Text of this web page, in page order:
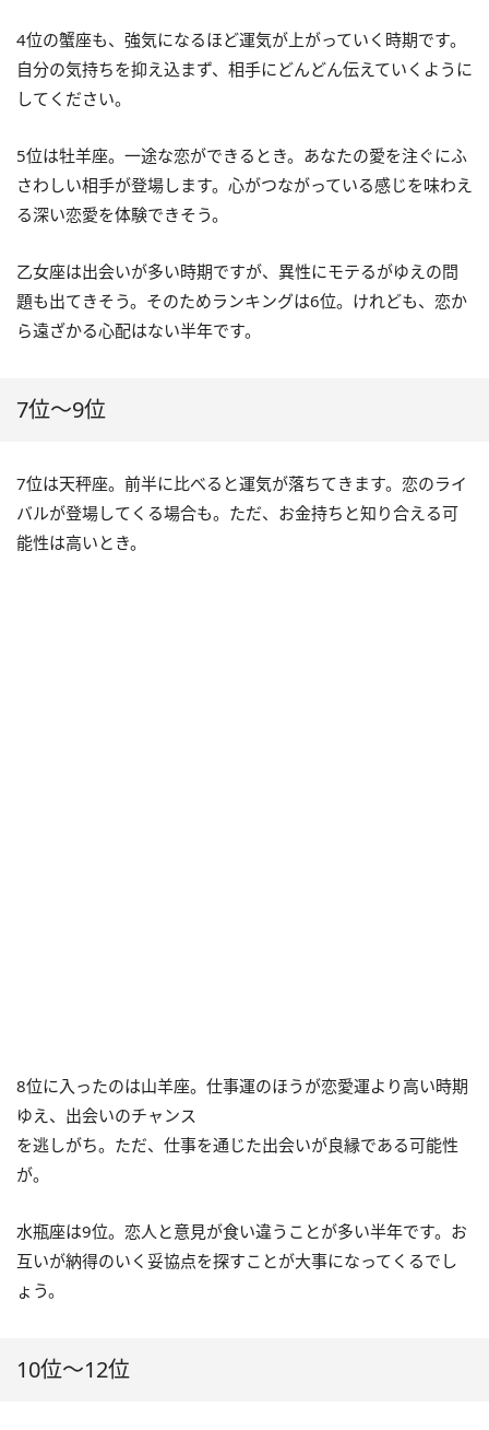
4位の蟹座も、強気になるほど運気が上がっていく時期です。
自分の気持ちを抑え込まず、相手にどんどん伝えていくように
してください。
5位は牡羊座。一途な恋ができるとき。あなたの愛を注ぐにふ
さわしい相手が登場します。心がつながっている感じを味わえ
る深い恋愛を体験できそう。
乙女座は出会いが多い時期ですが、異性にモテるがゆえの問
題も出てきそう。そのためランキングは6位。けれども、恋か
ら遠ざかる心配はない半年です。
7位～9位
7位は天秤座。前半に比べると運気が落ちてきます。恋のライ
バルが登場してくる場合も。ただ、お金持ちと知り合える可
能性は高いとき。
8位に入ったのは山羊座。仕事運のほうが恋愛運より高い時期
ゆえ、出会いのチャンス
を逃しがち。ただ、仕事を通じた出会いが良縁である可能性
が。
水瓶座は9位。恋人と意見が食い違うことが多い半年です。お
互いが納得のいく妥協点を探すことが大事になってくるでし
ょう。
10位～12位